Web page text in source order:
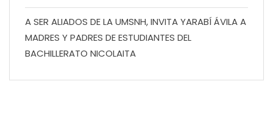
A SER ALIADOS DE LA UMSNH, INVITA YARABÍ ÁVILA A
MADRES Y PADRES DE ESTUDIANTES DEL
BACHILLERATO NICOLAITA